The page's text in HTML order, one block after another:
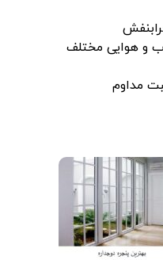
و هوایی مختلف
مداوم